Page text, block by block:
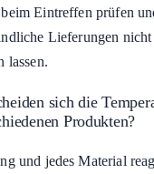
Eintreffen prüfen
Lieferungen
lassen.
sich die
Produkten?
und jedes Material